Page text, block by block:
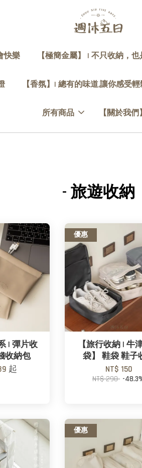
快樂 【極簡金屬】 | 不只收納，
【香氛】| 總有的味道,讓你感受
所有商品 【關於我們】
- 旅遊收納
| 彈片收
收納包
起
優惠
【旅行收納 | 牛
袋】 鞋袋 鞋子
NT$ 150
NT$ 290 -
優惠